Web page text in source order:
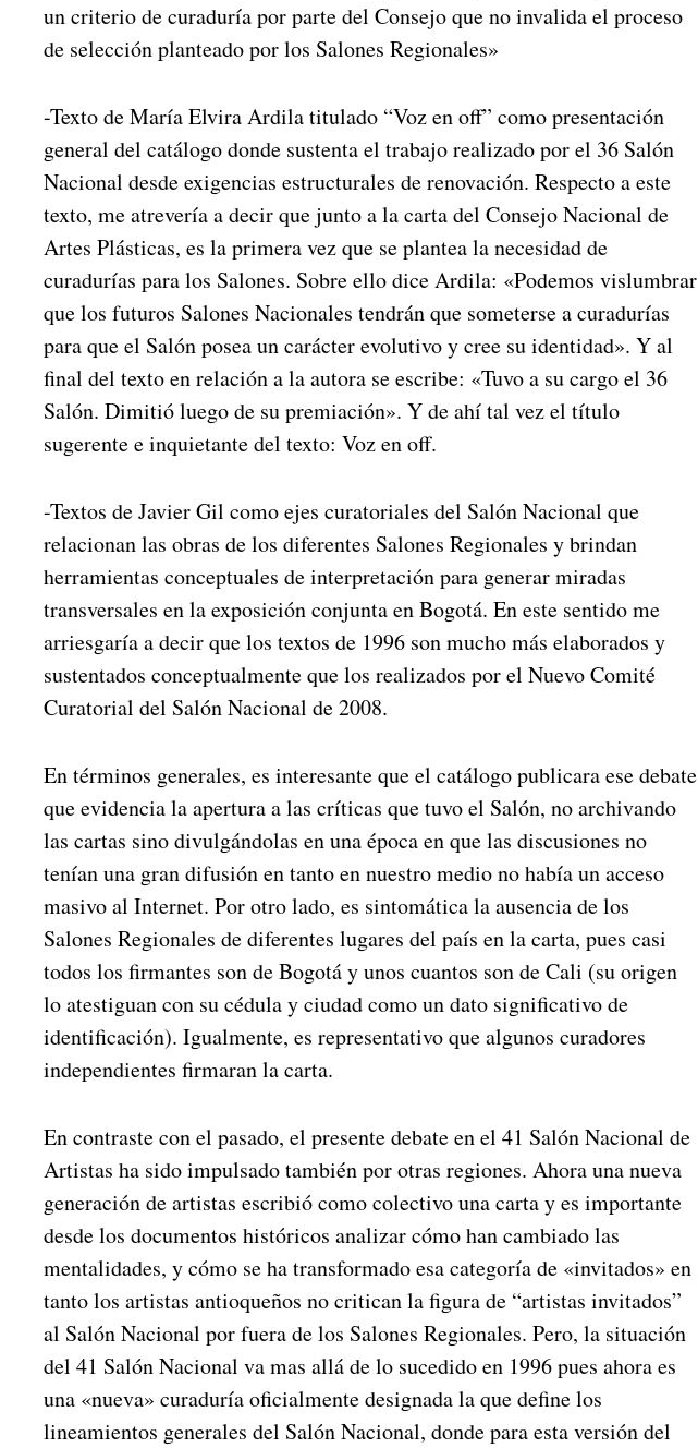
un criterio de curaduría por parte del Consejo que no invalida el proceso
de selección planteado por los Salones Regionales»
-Texto de María Elvira Ardila titulado “Voz en off” como presentación
general del catálogo donde sustenta el trabajo realizado por el 36 Salón
Nacional desde exigencias estructurales de renovación. Respecto a este
texto, me atrevería a decir que junto a la carta del Consejo Nacional de
Artes Plásticas, es la primera vez que se plantea la necesidad de
curadurías para los Salones. Sobre ello dice Ardila: «Podemos vislumbrar
que los futuros Salones Nacionales tendrán que someterse a curadurías
para que el Salón posea un carácter evolutivo y cree su identidad». Y al
final del texto en relación a la autora se escribe: «Tuvo a su cargo el 36
Salón. Dimitió luego de su premiación». Y de ahí tal vez el título
sugerente e inquietante del texto: Voz en off.
-Textos de Javier Gil como ejes curatoriales del Salón Nacional que
relacionan las obras de los diferentes Salones Regionales y brindan
herramientas conceptuales de interpretación para generar miradas
transversales en la exposición conjunta en Bogotá. En este sentido me
arriesgaría a decir que los textos de 1996 son mucho más elaborados y
sustentados conceptualmente que los realizados por el Nuevo Comité
Curatorial del Salón Nacional de 2008.
En términos generales, es interesante que el catálogo publicara ese debate
que evidencia la apertura a las críticas que tuvo el Salón, no archivando
las cartas sino divulgándolas en una época en que las discusiones no
tenían una gran difusión en tanto en nuestro medio no había un acceso
masivo al Internet. Por otro lado, es sintomática la ausencia de los
Salones Regionales de diferentes lugares del país en la carta, pues casi
todos los firmantes son de Bogotá y unos cuantos son de Cali (su origen
lo atestiguan con su cédula y ciudad como un dato significativo de
identificación). Igualmente, es representativo que algunos curadores
independientes firmaran la carta.
En contraste con el pasado, el presente debate en el 41 Salón Nacional de
Artistas ha sido impulsado también por otras regiones. Ahora una nueva
generación de artistas escribió como colectivo una carta y es importante
desde los documentos históricos analizar cómo han cambiado las
mentalidades, y cómo se ha transformado esa categoría de «invitados» en
tanto los artistas antioqueños no critican la figura de “artistas invitados”
al Salón Nacional por fuera de los Salones Regionales. Pero, la situación
del 41 Salón Nacional va mas allá de lo sucedido en 1996 pues ahora es
una «nueva» curaduría oficialmente designada la que define los
lineamientos generales del Salón Nacional, donde para esta versión del